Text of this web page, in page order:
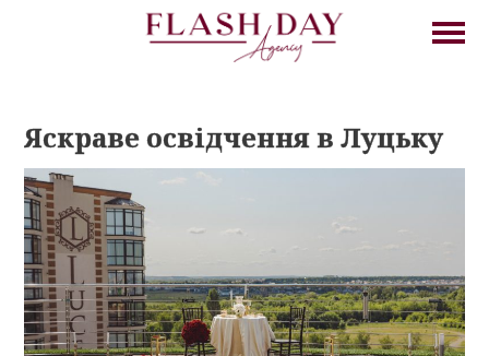
Яскраве освідчення в Луцьку